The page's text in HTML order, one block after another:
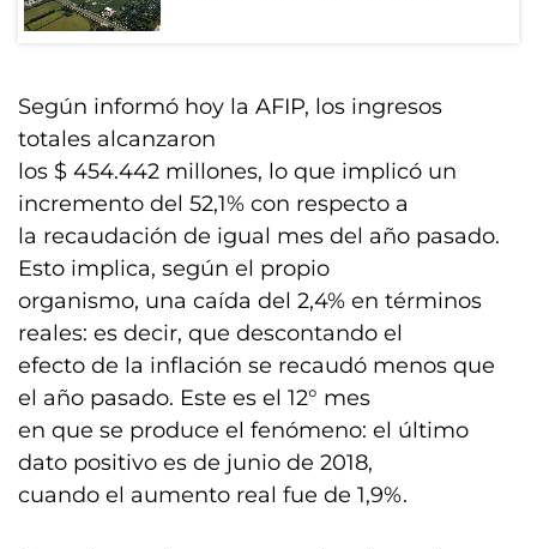
Según informó hoy la AFIP, los ingresos
totales alcanzaron
los $ 454.442 millones, lo que implicó un
incremento del 52,1% con respecto a
la recaudación de igual mes del año pasado.
Esto implica, según el propio
organismo, una caída del 2,4% en términos
reales: es decir, que descontando el
efecto de la inflación se recaudó menos que
el año pasado. Este es el 12° mes
en que se produce el fenómeno: el último
dato positivo es de junio de 2018,
cuando el aumento real fue de 1,9%.